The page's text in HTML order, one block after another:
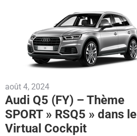
août 4, 2024
Audi Q5 (FY) – Thème
SPORT » RSQ5 » dans le
Virtual Cockpit